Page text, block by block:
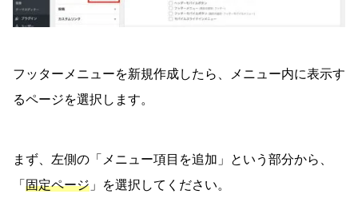
フッターメニューを新規作成したら、メニュー内に表示す
るページを選択します。
まず、左側の「メニュー項目を追加」という部分から、
「 固定ページ 」を選択してください。